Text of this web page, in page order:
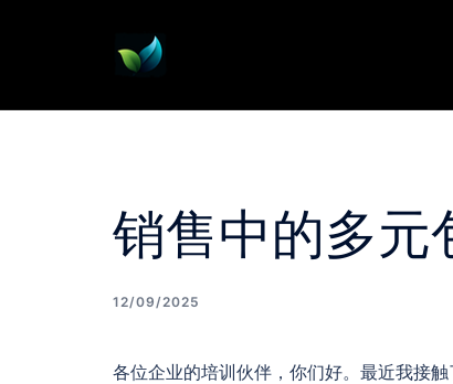
销售中的多元
12/09/2025
各位企业的培训伙伴，你们好。最近我接